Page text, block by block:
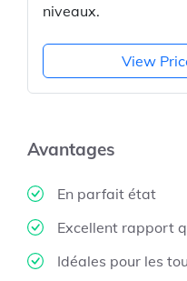
niveaux.
View
Avantages
En parfait état
Excellent rapport
Idéales pour les